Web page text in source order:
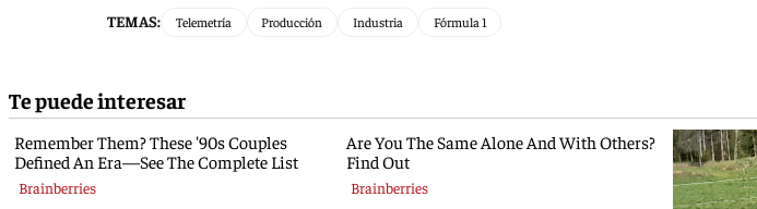
TEMAS: Telemetría Producción Industria Fórmula 1